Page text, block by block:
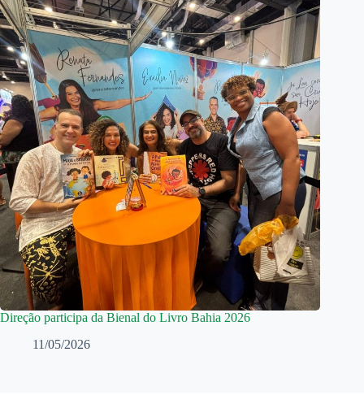
Direção participa da Bienal do Livro Bahia 2026
11/05/2026